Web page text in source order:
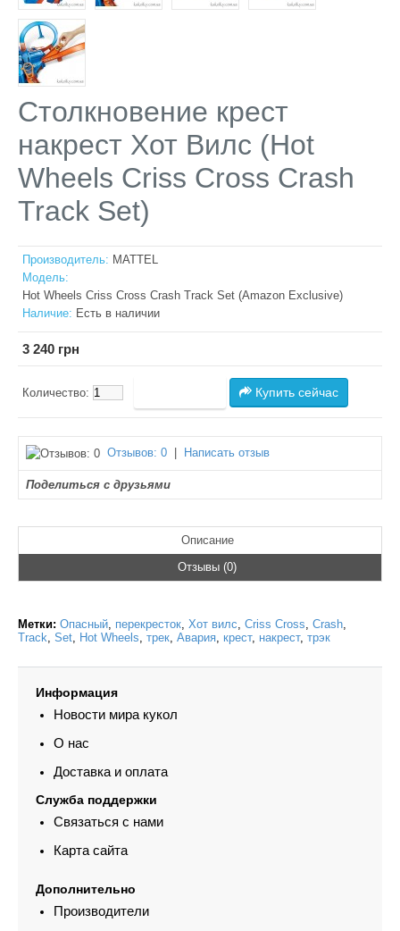
Столкновение крест
накрест Хот Вилс (Hot
Wheels Criss Cross Crash
Track Set)
Производитель: MATTEL
Модель:
Hot Wheels Criss Cross Crash Track Set (Amazon Exclusive)
Наличие: Есть в наличии
3 240 грн
Количество: Купить сейчас
Отзывов: 0 Написать отзыв
Поделиться с друзьями
Описание
Отзывы (0)
Метки: Опасный перекресток Хот вилс Criss Cross Crash
Track Set Hot Wheels трек Авария крест, накрест, трэк
Информация
Новости мира кукол
О нас
Доставка и оплата
Служба поддержки
Связаться с нами
Карта сайта
Дополнительно
Производители